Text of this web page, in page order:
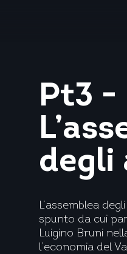
Pt3 -
degli
L’assemblea
spunto da cui
Luigino Bruni
l’economia del